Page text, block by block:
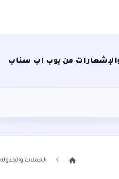
والإشعارات من بوب اب سناب
الحملات والجدولة